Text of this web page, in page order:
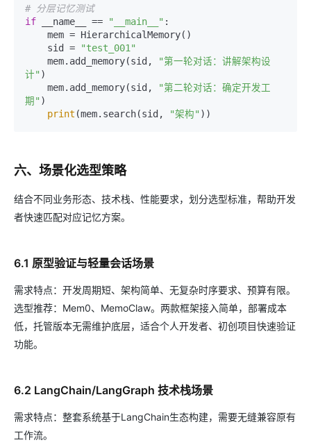
# 分层记忆测试
if __name__ == "__main__" :
    sid =
"test_001"
    mem.add_memory(sid,
"第一轮对话：讲解架构设
计" )
    mem.add_memory(sid,
"第二轮对话：确定开发工
期" )
print (mem.search(sid, "架构"
六、场景化选型策略
结合不同业务形态、技术栈、性能要求，划分选型标准，帮助开发
者快速匹配对应记忆方案。
6.1 原型验证与轻量会话场景
需求特点：开发周期短、架构简单、无复杂时序要求、预算有限。
选型推荐：Mem0、MemoClaw。两款框架接入简单，部署成本
低，托管版本无需维护底层，适合个人开发者、初创项目快速验证
功能。
6.2 LangChain/LangGraph 技术栈场景
需求特点：整套系统基于LangChain生态构建，需要无缝兼容原有
工作流。